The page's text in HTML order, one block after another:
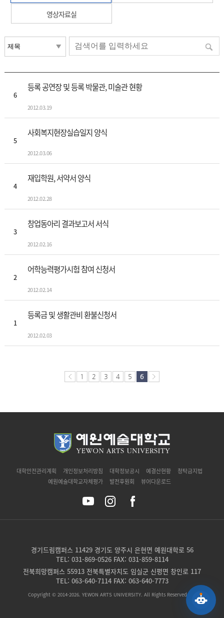
영상자료실
6
등록 공연장 및 등록 박물관, 미술관 현황
2012.03.19
5
사회복지현장실습일지 양식
2012.03.06
4
재입학원, 서약서 양식
2012.02.28
3
창업동아리 결과보고서 서식
2012.02.16
2
어학능력평가시험 참여 신청서
2012.02.14
1
등록금 및 생활관비 환불신청서
2012.02.03
1 2 3 4 5 6
대학안전관리계획 개인정보처리방침 대학정보공시 예결산현황
청탁금지법
예원예술대학교자체평가
발전후원회 뷰어다운로드
경기드림캠퍼스 11429 경기도 양주시 은현면 예원대학로 56
TEL: 031-869-0526 FAX: 031-859-8114
전북희망캠퍼스 55913 전북특별자치도 임실군 신평면 창인로 117
TEL: 063-640-7114 FAX: 063-640-7773
Copyright © 2014-2026. YEWON ARTS UNIVERSITY. All Rights Reserved.